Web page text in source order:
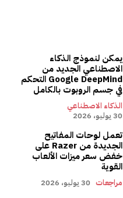
يمكن لنموذج الذكاء
الاصطناعي الجديد من
Google DeepMind التحكم
في جسم الروبوت بالكامل
الذكاء الاصطناعي
30 يوليو، 2026
تعمل لوحات المفاتيح
الجديدة من Razer على
خفض سعر ميزات الألعاب
القوية
مراجعات 30 يوليو، 2026